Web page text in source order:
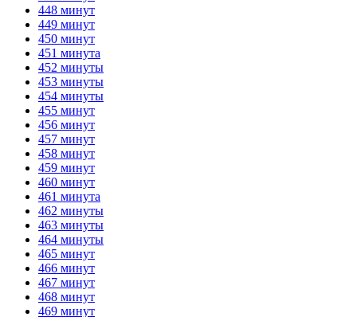
448 минут
449 минут
450 минут
451 минута
452 минуты
453 минуты
454 минуты
455 минут
456 минут
457 минут
458 минут
459 минут
460 минут
461 минута
462 минуты
463 минуты
464 минуты
465 минут
466 минут
467 минут
468 минут
469 минут